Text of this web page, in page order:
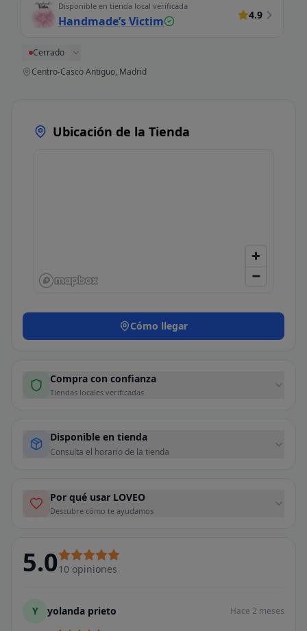
Disponible en tienda local verificada
Handmade’s Victim 4.9
Cerrado
Centro-Casco Antiguo, Madrid
Ubicación de la Tienda
Cómo llegar
Compra con confianza
Tiendas locales verificadas
Disponible en tienda
Consulta el horario de la tienda
Por qué usar LOVEO
Descubre cómo te ayudamos
5.010 opiniones
Y yolanda prieto Hace 2 meses